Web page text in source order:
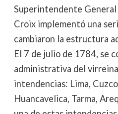
Superintendente General
Croix implementó una
cambiaron la estructura
El 7 de julio de 1784, se
administrativa del
intendencias: Lima,
Huancavelica, Tarma,